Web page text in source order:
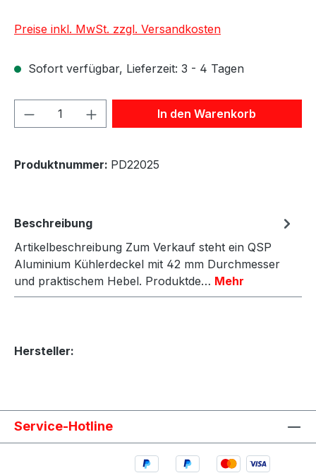
Preise inkl. MwSt. zzgl. Versandkosten
Sofort verfügbar, Lieferzeit: 3 - 4 Tagen
Produkt Anzahl: Gib denIn den Warenkorb
Produktnummer: PD22025
Beschreibung
Artikelbeschreibung Zum Verkauf steht ein QSP
Aluminium Kühlerdeckel mit 42 mm Durchmesser
und praktischem Hebel. Produktde… Mehr
Hersteller:
Service-Hotline